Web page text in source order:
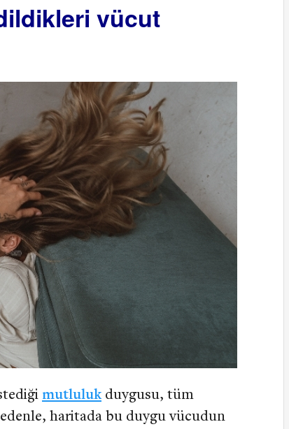
vücut
mutluluk duygusu, tüm
haritada bu duygu vücudun